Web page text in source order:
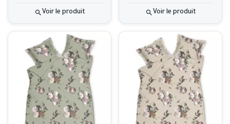
Voir le produit Voir le produit